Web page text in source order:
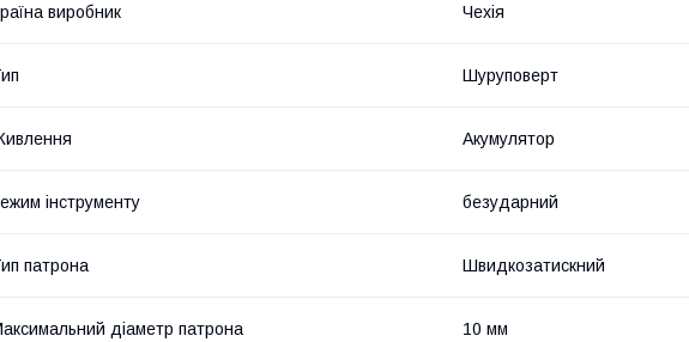
виробник Чехія
Шуруповерт
Акумулятор
інструменту безударний
патрона Швидкозатискний
діаметр патрона 10 мм